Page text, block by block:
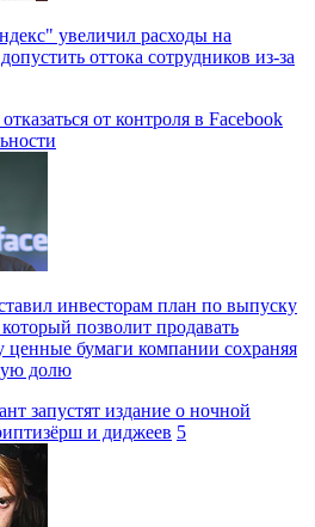
увеличил расходы на
оттока сотрудников из-за
от контроля в Facebook
инвесторам план по выпуску
позволит продавать
бумаги компании сохраняя
долю
запустят издание о ночной
и диджеев 5